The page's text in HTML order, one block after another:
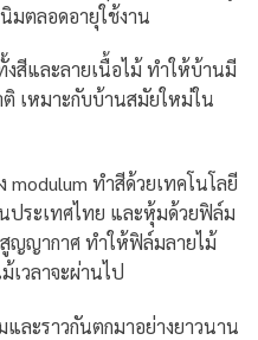
มตลอดอายุใช้งาน
สีและลายเนื้อไม้ ทำให้บ้านมี
เหมาะกับบ้านสมัยใหม่ใน
modulum ทำสีด้วยเทคโนโลยี
ประเทศไทย และหุ้มด้วยฟิล์ม
ญญากาศ ทำให้ฟิล์มลายไม้
เวลาจะผ่านไป
ละราวกันตกมาอย่างยาวนาน